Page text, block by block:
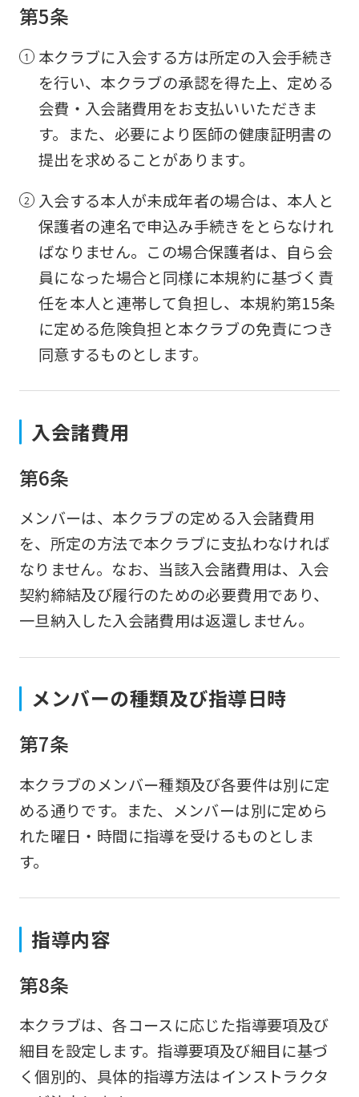
第5条
本クラブに入会する方は所定の入会手続き
を行い、本クラブの承認を得た上、定める
会費・入会諸費用をお支払いいただきま
す。また、必要により医師の健康証明書の
提出を求めることがあります。
入会する本人が未成年者の場合は、本人と
保護者の連名で申込み手続きをとらなけれ
ばなりません。この場合保護者は、自ら会
員になった場合と同様に本規約に基づく責
任を本人と連帯して負担し、本規約第15条
に定める危険負担と本クラブの免責につき
同意するものとします。
入会諸費用
第6条
メンバーは、本クラブの定める入会諸費用
を、所定の方法で本クラブに支払わなければ
なりません。なお、当該入会諸費用は、入会
契約締結及び履行のための必要費用であり、
一旦納入した入会諸費用は返還しません。
メンバーの種類及び指導日時
第7条
本クラブのメンバー種類及び各要件は別に定
める通りです。また、メンバーは別に定めら
れた曜日・時間に指導を受けるものとしま
す。
指導内容
第8条
本クラブは、各コースに応じた指導要項及び
細目を設定します。指導要項及び細目に基づ
く個別的、具体的指導方法はインストラクタ